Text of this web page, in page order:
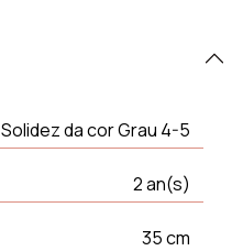
Solidez da cor Grau 4-5
2 an(s)
35 cm